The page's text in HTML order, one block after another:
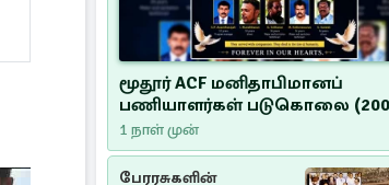
மூதூர் ACF மனிதாபிமானப்
பணியாளர்கள் படுகொலை
20 ஆண்டுகளாகியும் நீதி
மறுக்கப்பட்ட மனிதாபிமானப்
பேரவலம்
1 நாள் முன்
பேரரசுகளின்